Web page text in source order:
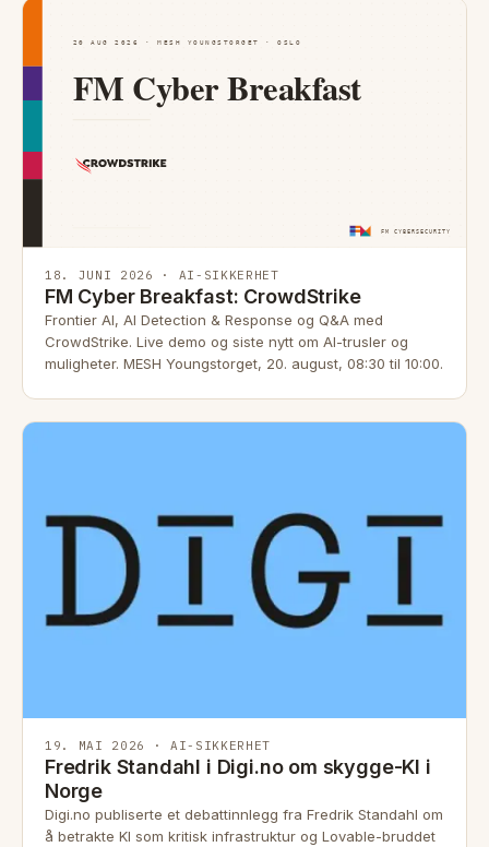
18. JUNI 2026 · AI-SIKKERHET
FM Cyber Breakfast: CrowdStrike
Frontier AI, AI Detection & Response og Q&A med
CrowdStrike. Live demo og siste nytt om AI-trusler og
muligheter. MESH Youngstorget, 20. august, 08:30 til 10:00.
19. MAI 2026 · AI-SIKKERHET
Fredrik Standahl i Digi.no om skygge-KI i
Norge
Digi.no publiserte et debattinnlegg fra Fredrik Standahl om
å betrakte KI som kritisk infrastruktur og Lovable-bruddet